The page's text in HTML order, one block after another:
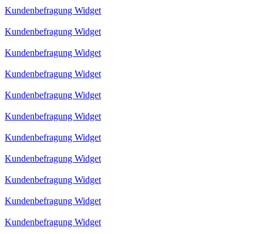
Kundenbefragung Widget
Kundenbefragung Widget
Kundenbefragung Widget
Kundenbefragung Widget
Kundenbefragung Widget
Kundenbefragung Widget
Kundenbefragung Widget
Kundenbefragung Widget
Kundenbefragung Widget
Kundenbefragung Widget
Kundenbefragung Widget